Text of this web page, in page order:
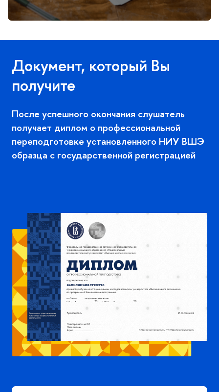
Документ, который Вы
получите
После успешного окончания слушатель
получает диплом о профессиональной
переподготовке установленного НИУ ВШЭ
образца с государственной регистрацией